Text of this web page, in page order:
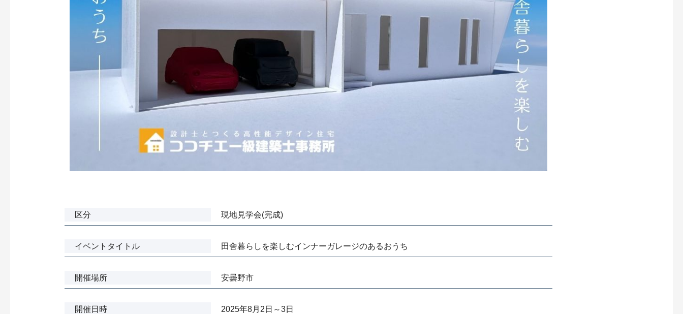
区分 現地見学会(完成)
イベントタイトル 田舎暮らしを楽しむインナーガレージのあるおうち
開催場所 安曇野市
開催日時 2025年8月2日～3日